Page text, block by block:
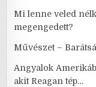
Mi lenne veled
megengedett?
Művészet –
Angyalok
akit Reagan tép…